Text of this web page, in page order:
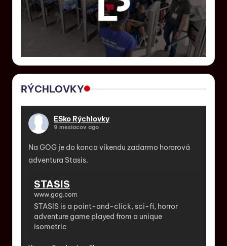
RÝCHLOVKY
ESko Rýchlovky
9 mesiacov ago
Na GOG je do konca víkendu zadarmo hororová
adventura Stasis.
STASIS
www.gog.com
STASIS is a point-and-click, sci-fi, horror
adventure game played from a unique
isometric